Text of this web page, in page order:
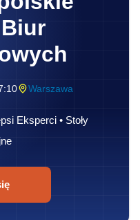
Warszawa
Eksperci • Stoły